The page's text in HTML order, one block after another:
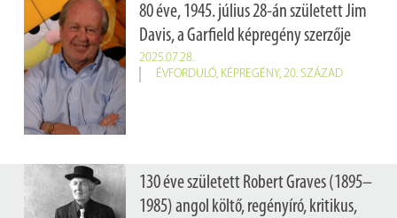
80 éve, 1945. július 28-án született Jim
Davis, a Garfield képregény szerzője
2025.07.28.
ÉVFORDULÓ, KÉPREGÉNY, 20. SZÁZAD
130 éve született Robert Graves (1895–
1985) angol költő, regényíró, kritikus,